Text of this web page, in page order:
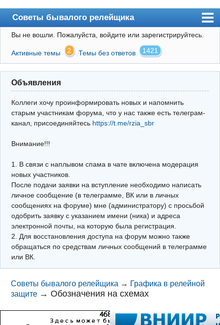
Советы бывалого релейщика
Форум
Правила
Поиск
Регистрация
Архив
Почта
Поиск релейщика
Видео РЗиА
Фотохостинг
Телеграм
Вы не вошли. Пожалуйста, войдите или зарегистрируйтесь.
Активные темы 2 Темы без ответов 1421
Объявления
Коллеги хочу проинформировать новых и напомнить
старым участникам форума, что у нас также есть телеграм-
канал, присоединяйтесь https://t.me/rzia_sbr
Внимание!!!
1. В связи с наплывом спама в чате включена модерация
новых участников.
После подачи заявки на вступление необходимо написать
личное сообщение (в телеграмме, ВК или в личных
сообщениях на форуме) мне (администратору) с просьбой
одобрить заявку с указанием имени (ника) и адреса
электронной почты, на которую была регистрация.
2. Для восстановления доступа на форум можно также
обращаться по средствам личных сообщений в телеграмме
или ВК.
Советы бывалого релейщика → Графика в релейной
защите →Обозначения на схемах